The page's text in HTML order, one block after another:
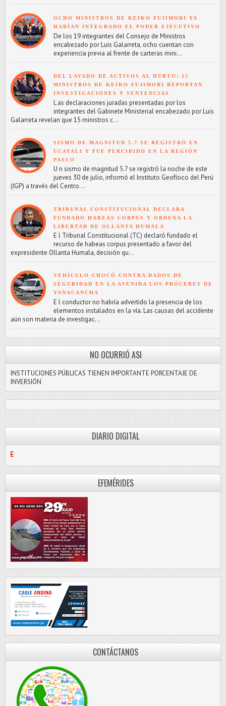
OCHO MINISTROS DE KEIKO FUJIMORI YA
HABÍAN INTEGRADO EL PODER EJECUTIVO
De los 19 integrantes del Consejo de Ministros
encabezado por Luis Galarreta, ocho cuentan con
experiencia previa al frente de carteras mini...
DEL LAVADO DE ACTIVOS AL HURTO: 15
MINISTROS DE KEIKO FUJIMORI REPORTAN
INVESTIGACIONES Y SENTENCIAS
L as declaraciones juradas presentadas por los
integrantes del Gabinete Ministerial encabezado por Luis
Galarreta revelan que 15 ministros c...
SISMO DE MAGNITUD 5.7 SE REGISTRÓ EN
UCAYALI Y FUE PERCIBIDO EN LA REGIÓN
PASCO
U n sismo de magnitud 5.7 se registró la noche de este
jueves 30 de julio, informó el Instituto Geofísico del Perú
(IGP) a través del Centro...
TRIBUNAL CONSTITUCIONAL DECLARA
FUNDADO HABEAS CORPUS Y ORDENA LA
LIBERTAD DE OLLANTA HUMALA
E l Tribunal Constitucional (TC) declaró fundado el
recurso de habeas corpus presentado a favor del
expresidente Ollanta Humala, decisión qu...
VEHÍCULO CHOCÓ CONTRA DADOS DE
SEGURIDAD EN LA AVENIDA LOS PRÓCERES DE
YANACANCHA
E l conductor no habría advertido la presencia de los
elementos instalados en la vía. Las causas del accidente
aún son materia de investigac...
NO OCURRIÓ ASI
INSTITUCIONES PÚBLICAS TIENEN IMPORTANTE PORCENTAJE DE
INVERSIÓN
DIARIO DIGITAL
EFEMÉRIDES
CONTÁCTANOS